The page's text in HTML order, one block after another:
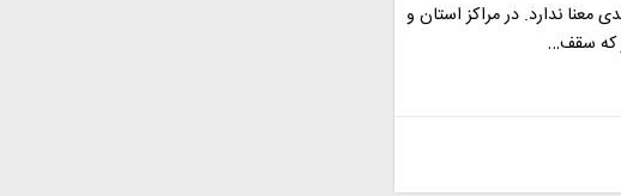
معنا ندارد. در مراکز استان و